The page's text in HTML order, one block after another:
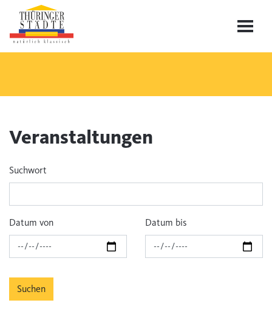
Veranstaltungen
Suchwort
Datum von Datum bis